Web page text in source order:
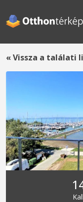
« Vissza a találati